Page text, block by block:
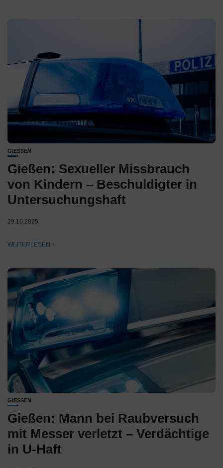
GIESSEN
Gießen: Sexueller Missbrauch
von Kindern – Beschuldigter in
Untersuchungshaft
29.10.2025
WEITERLESEN
GIESSEN
Gießen: Mann bei Raubversuch
mit Messer verletzt – Verdächtige
in U-Haft